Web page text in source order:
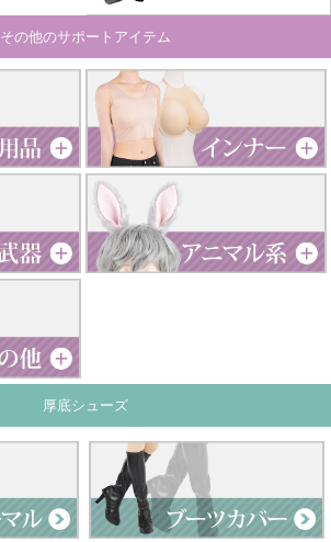
その他のサポートアイテム
厚底シューズ